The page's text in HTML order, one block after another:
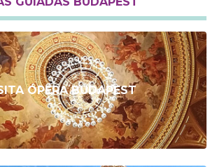
ÓPERA BUDAPEST